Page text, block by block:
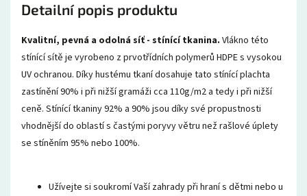
Detailní popis produktu
Kvalitní, pevná a odolná síť - stínící tkanina. Vlákno této
stínící sítě je vyrobeno z prvotřídních polymerů HDPE s vysokou
UV ochranou. Díky hustému tkaní dosahuje tato stínící plachta
zastínění 90% i při nižší gramáži cca 110g/m2 a tedy i při nižší
ceně. Stínící tkaniny 92% a 90% jsou díky své propustnosti
vhodnější do oblastí s častými poryvy větru než rašlové úplety
se stíněním 95% nebo 100%.
Užívejte si soukromí Vaší zahrady při hraní s dětmi nebo u